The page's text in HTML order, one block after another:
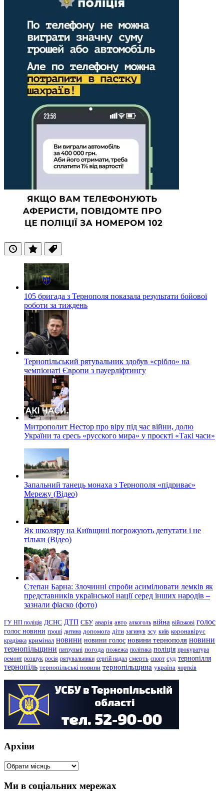
ОстанніПопулярні
Теги
105 бригада з Тернополя показала результати бойової
роботи за тиждень
Тернопільський рятувальник здобув «срібло» на
чемпіонаті Європи з пауерліфтингу
Митрополит Нестор про віру під час війни, долю
України та єресь «русского мира» у проєкті «Такі часи»
Запальний танець монаха з Тернополя «підриває»
Мережу (Відео)
Як школяру на Київщині погрожують депутати і не
тільки (Відео)
Степан Барна: Злочинні спроби асимілювати лемків як
представників української нації серед інших народів –
зазнали фіаско (фото)
ГУ НП поліція ДСНС ДТП СБУ аварія авто алкоголь війна військові голос
голос новини гроші дитина допомога діти загинув зсу київ коронавірус
крадіжка кримінал новини новини голос новини тернополя новини
тернопільщини патрульні погода пожежа політика поліція прокуратура
ремонт розшук росія рятувальники сергій надал смерть спорт суд тернопілля
тернопіль тернопільські новини тернопільщина україна чортків
Архіви
Архіви
Ми в соціальних мережах